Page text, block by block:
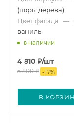
(поры дерева)
Цвет фасада —
ваниль
в наличии
4 810 ₽/шт
5 800₽ -17%
В